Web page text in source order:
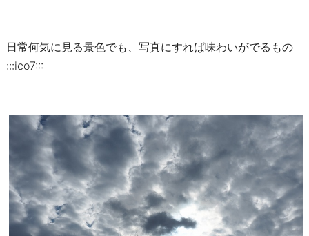
日常何気に見る景色でも、写真にすれば味わいがでるもの
:::ico7:::